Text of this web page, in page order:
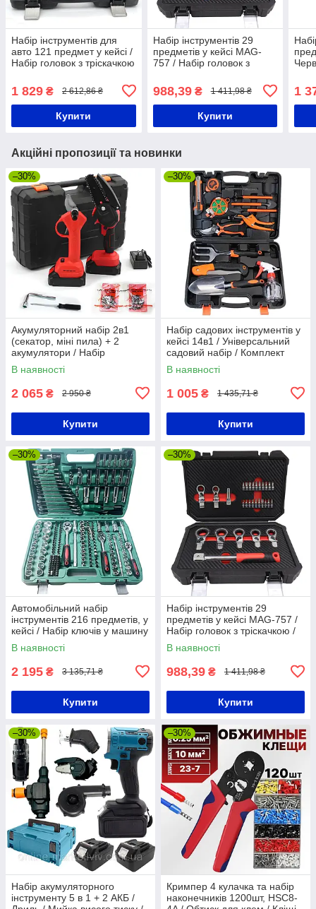
Набір інструментів для
авто 121 предмет у кейсі /
Набір головок з тріскачкою
1 829 ₴ 2 612,86 ₴
Купити
Набір інструментів 29
предметів у кейсі MAG-
757 / Набір головок з
інструменту
988,39₴ 1 411,98 ₴
Купити
1
Акційні пропозиції та новинки
–30%
Акумуляторний набір 2в1
(секатор, міні пила) + 2
акумулятори / Набір
ланцюгова пилка та секатор
садовий
В наявності
2 065 ₴ 2 950 ₴
Купити
–30%
Набір садових інструментів у
кейсі 14в1 / Універсальний
садовий набір / Комплект
інструментів для городу
В наявності
1 005 ₴ 1 435,71 ₴
Купити
–30%
Автомобільний набір
інструментів 216 предметів, у
кейсі / Набір ключів у машину
/ Набір головок з тріскачкою
В наявності
2 195 ₴ 3 135,71 ₴
Купити
–30%
Набір інструментів 29
предметів у кейсі MAG-757 /
Набір головок з тріскачкою /
Набір ручного інструменту
В наявності
988,39 ₴ 1 411,98 ₴
Купити
–30%
Набір акумуляторного
інструменту 5 в 1 + 2 АКБ /
–30%
Кримпер 4 кулачка та набір
наконечників 1200шт, HSC8-